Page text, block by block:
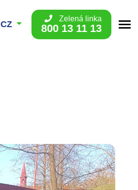
CZ
Zelená linka
800 13 11 13